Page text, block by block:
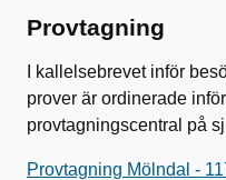
Provtagning
I kallelsebrevet inför
prover är ordinerade
provtagningscentral på
Provtagning Mölndal -